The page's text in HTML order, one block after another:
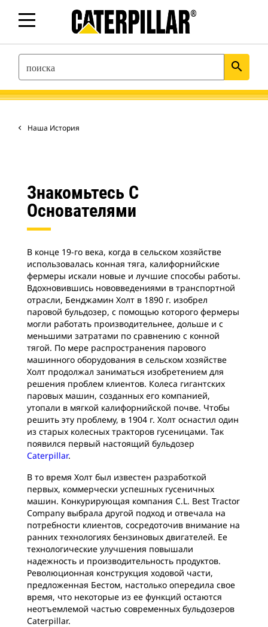
SEARCH search
Наша История
Знакомьтесь С
Основателями
В конце 19-го века, когда в сельском хозяйстве
использовалась конная тяга, калифорнийские
фермеры искали новые и лучшие способы работы.
Вдохновившись нововведениями в транспортной
отрасли, Бенджамин Холт в 1890 г. изобрел
паровой бульдозер, с помощью которого фермеры
могли работать производительнее, дольше и с
меньшими затратами по сравнению с конной
тягой. По мере распространения парового
машинного оборудования в сельском хозяйстве
Холт продолжал заниматься изобретением для
решения проблем клиентов. Колеса гигантских
паровых машин, созданных его компанией,
утопали в мягкой калифорнийской почве. Чтобы
решить эту проблему, в 1904 г. Холт оснастил один
из старых колесных тракторов гусеницами. Так
появился первый настоящий бульдозер
Caterpillar.
В то время Холт был известен разработкой
первых, коммерчески успешных гусеничных
машин. Конкурирующая компания C.L. Best Tractor
Company выбрала другой подход и отвечала на
потребности клиентов, сосредоточив внимание на
ранних технологиях бензиновых двигателей. Ее
технологические улучшения повышали
надежность и производительность продуктов.
Революционная конструкция ходовой части,
предложенная Бестом, настолько опередила свое
время, что некоторые из ее функций остаются
неотъемлемой частью современных бульдозеров
Caterpillar.